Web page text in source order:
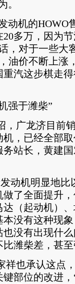
。
机的HOWO
多万，因为
，对于一些大
油价不断上涨
汽这步棋走
于潍柴”
龙济目前销
，已经全部
站长，黄建
明显地比以
了全面提升
（起动机）
本没有这种现
没有出现什
潍柴差，甚
承认这点，
部位的改进，